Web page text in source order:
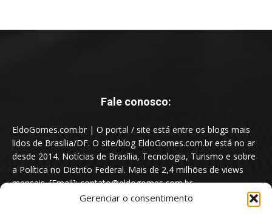
Gerenciar o consentimento
Fale conosco:
EldoGomes.com.br | O portal / site está entre os blogs mais
lidos de Brasília/DF. O site/blog EldoGomes.com.br está no ar
desde 2014. Notícias de Brasília, Tecnologia, Turismo e sobre
a Política no Distrito Federal. Mais de 2,4 milhões de views
mensais. [Email]: contato@eldogomes.com.br